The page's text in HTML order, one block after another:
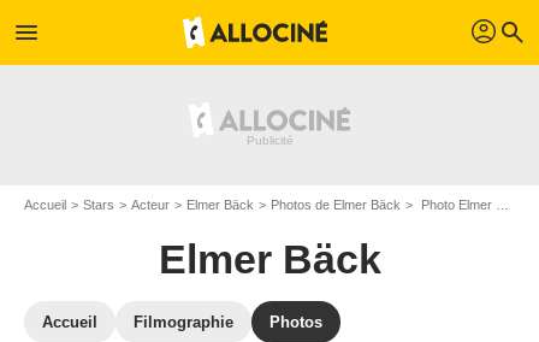
menu profil search
Accueil Stars Acteur Elmer Bäck Photos de Elmer Bäck Photo Elmer Bäck
Elmer Bäck
Accueil Filmographie Photos